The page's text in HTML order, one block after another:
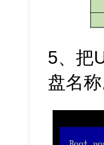
5、把
盘名称